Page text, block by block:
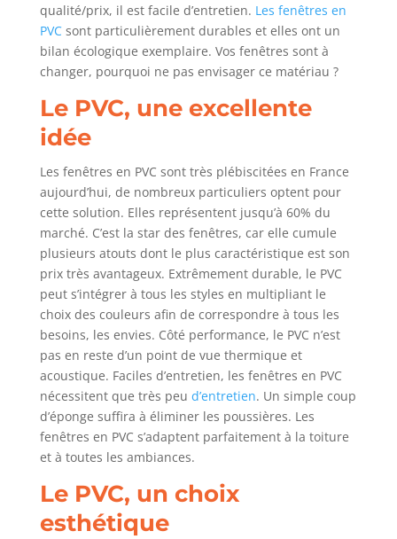
qualité/prix, il est facile d’entretien. Les fenêtres en
PVCsont particulièrement durables et elles ont un
bilan écologique exemplaire. Vos fenêtres sont à
changer, pourquoi ne pas envisager ce matériau ?
Le PVC, une excellente
idée
Les fenêtres en PVC sont très plébiscitées en France
aujourd’hui, de nombreux particuliers optent pour
cette solution. Elles représentent jusqu’à 60% du
marché. C’est la star des fenêtres, car elle cumule
plusieurs atouts dont le plus caractéristique est son
prix très avantageux. Extrêmement durable, le PVC
peut s’intégrer à tous les styles en multipliant le
choix des couleurs afin de correspondre à tous les
besoins, les envies. Côté performance, le PVC n’est
pas en reste d’un point de vue thermique et
acoustique. Faciles d’entretien, les fenêtres en PVC
nécessitent que très peu d’entretien. Un simple coup
d’éponge suffira à éliminer les poussières. Les
fenêtres en PVC s’adaptent parfaitement à la toiture
et à toutes les ambiances.
Le PVC, un choix
esthétique